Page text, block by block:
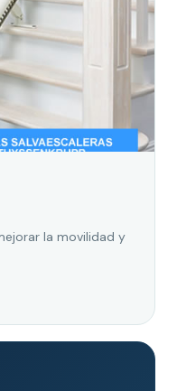
la movilidad y